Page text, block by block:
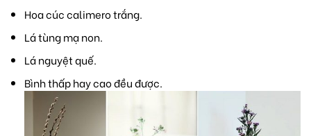
Hoa cúc calimero trắng.
Lá tùng mạ non.
Lá nguyệt quế.
Bình thấp hay cao đều được.